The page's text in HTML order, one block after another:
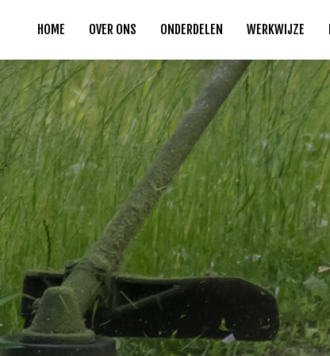
HOME OVER ONS ONDERDELEN WERKWIJZE